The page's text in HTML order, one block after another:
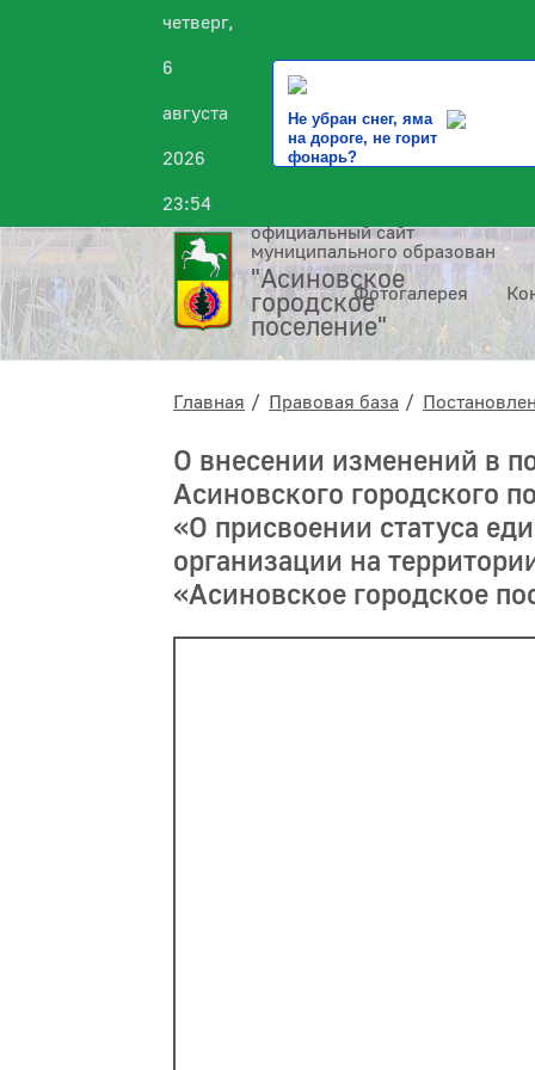
четверг,
6
августа
2026
23:54
Не убран снег, яма
на дороге, не горит
фонарь?
официальный сайт
муниципального образования
"Асиновское
городское
поселение"
Фотогалерея
Главная Правовая база
О внесении изменений в
Асиновского городского
«О присвоении статуса
организации на
«Асиновское городское